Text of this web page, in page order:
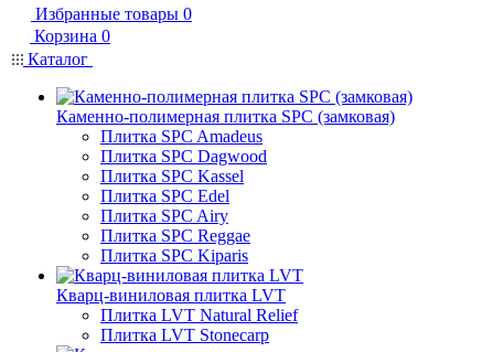
Избранные товары 0
Корзина 0
Каталог
Каменно-полимерная плитка SPC (замковая)
Плитка SPC Amadeus
Плитка SPC Dagwood
Плитка SPC Kassel
Плитка SPC Edel
Плитка SPC Airy
Плитка SPC Reggae
Плитка SPC Kiparis
Кварц-виниловая плитка LVT
Плитка LVT Natural Relief
Плитка LVT Stonecarp